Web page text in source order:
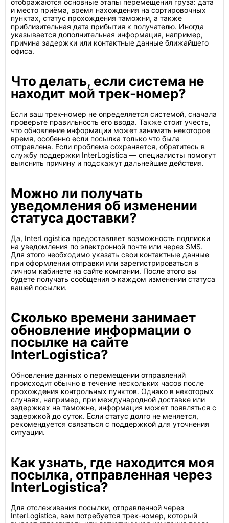
отображаются основные этапы перемещения груза: дата
и место приёма, время нахождения на сортировочных
пунктах, статус прохождения таможни, а также
приблизительная дата прибытия к получателю. Иногда
указывается дополнительная информация, например,
причина задержки или контактные данные ближайшего
офиса.
Что делать, если система не
находит мой трек-номер?
Если ваш трек-номер не определяется системой, сначала
проверьте правильность его ввода. Также стоит учесть,
что обновление информации может занимать некоторое
время, особенно если посылка только что была
отправлена. Если проблема сохраняется, обратитесь в
службу поддержки InterLogistica — специалисты помогут
выяснить причину и подскажут дальнейшие действия.
Можно ли получать
уведомления об изменении
статуса доставки?
Да, InterLogistica предоставляет возможность подписки
на уведомления по электронной почте или через SMS.
Для этого необходимо указать свои контактные данные
при оформлении отправки или зарегистрироваться в
личном кабинете на сайте компании. После этого вы
будете получать сообщения о каждом изменении статуса
вашей посылки.
Сколько времени занимает
обновление информации о
посылке на сайте
InterLogistica?
Обновление данных о перемещении отправлений
происходит обычно в течение нескольких часов после
прохождения контрольных пунктов. Однако в некоторых
случаях, например, при международной доставке или
задержках на таможне, информация может появляться с
задержкой до суток. Если статус долго не меняется,
рекомендуется связаться с поддержкой для уточнения
ситуации.
Как узнать, где находится моя
посылка, отправленная через
InterLogistica?
Для отслеживания посылки, отправленной через
InterLogistica, вам потребуется трек-номер, который